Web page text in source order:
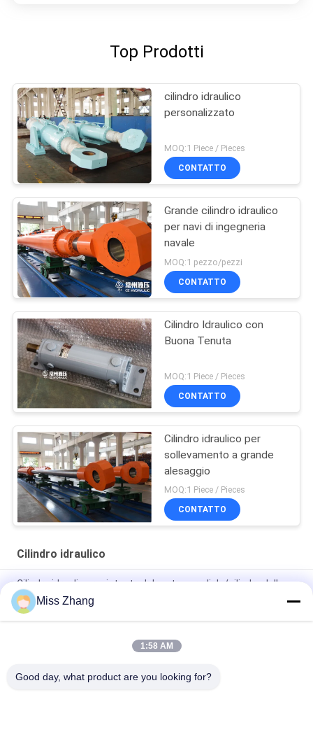
Top Prodotti
cilindro idraulico
personalizzato
MOQ:1 Piece / Pieces
CONTATTO
Grande cilindro idraulico
per navi di ingegneria
navale
MOQ:1 pezzo/pezzi
CONTATTO
Cilindro Idraulico con
Buona Tenuta
MOQ:1 Piece / Pieces
CONTATTO
Cilindro idraulico per
sollevamento a grande
alesaggio
MOQ:1 Piece / Pieces
CONTATTO
Cilindro idraulico
Cilindro idraulico resistente del portone radiale/cilindro della
gru per industria petrolifera
Tipo di acciaio inossidabile QPPY-D del cilindro idraulico di
Miss Zhang
1:58 AM
Good day, what product are you looking for?